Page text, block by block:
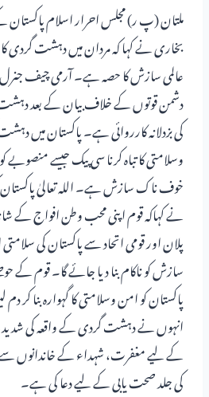
ملتان (پ ر) مجلس احرار اسلام پاکستان
بخاری نے کہا کہ مردان میں دہشت گردی
عالمی سازش کا حصہ ہے۔ آرمی چیف
دشمن قوتوں کے خلاف بیان کے بعد دہشت
کی بزدلانہ کارروائی ہے۔ پاکستان میں
وسلامتی کا تباہ کرنا سی پیک جیسے منصوبے
خوف ناک سازش ہے۔ اللہ تعالیٰ
نے کہاکہ قوم اپنی محب وطن افواج کے
پلان اور قومی اتحاد سے پاکستان کی
سازش کو ناکام بنا دیا جائے گا۔ قوم کے
پاکستان کو امن وسلامتی کا گہوارہ بنا کر
انہوں نے دہشت گردی کے واقعہ کی
کے لیے مغفرت، شہداء کے خاندانوں
کی جلد صحت یابی کے لیے دعا کی ہے۔